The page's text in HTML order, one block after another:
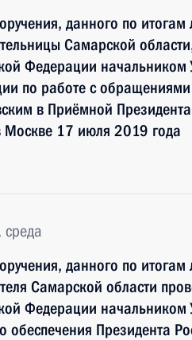
данного по
Самарской
Федерации начальником
по работе с
в Приёмной
Москве 17 июля 2019 года
данного по
Самарской области
Федерации
обеспечения Президента